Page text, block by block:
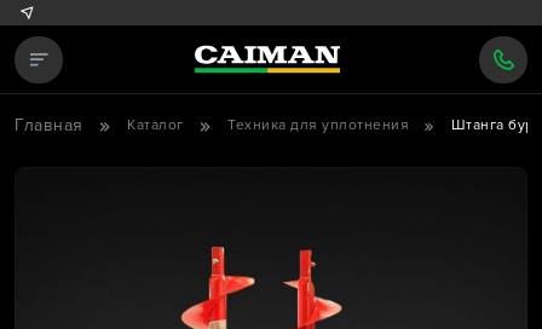
Главная Каталог Техника для уплотнения Штанга